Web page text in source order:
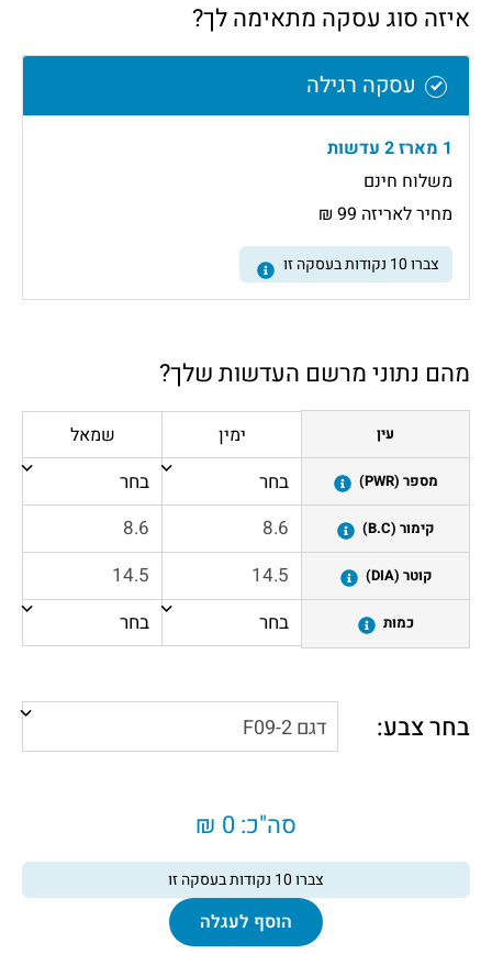
איזה סוג עסקה מתאימה לך?
עסקה רגילה
1 מארז 2 עדשות
משלוח חינם
מחיר לאריזה 99 ₪
צברו10 נקודות בעסקה זו
מהם נתוני מרשם העדשות שלך?
עין
מספר (PWR)
קימור (B.C)
קוטר (DIA)
כמות
ימין שמאל
בחר צבע:
סה"כ:0 ₪
צברו10 נקודות בעסקה זו
הוסף לעגלה